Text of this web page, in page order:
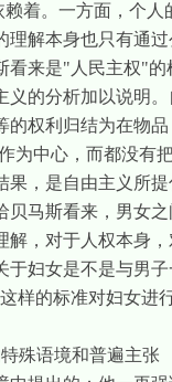
赖着。一方面，个
解本身也只有通
看来是" 人民主权"的
分析加以说明。
权利归结为在物
为中心，而都没有
，是自由主义所
马斯看来，男女
，对于人权本身
妇女是不是与男
样的标准对妇女
殊语境和普遍主张